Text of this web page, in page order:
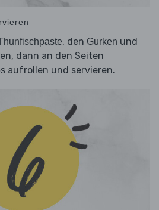
, den Gurken und
dann an den Seiten
aufrollen und servieren.